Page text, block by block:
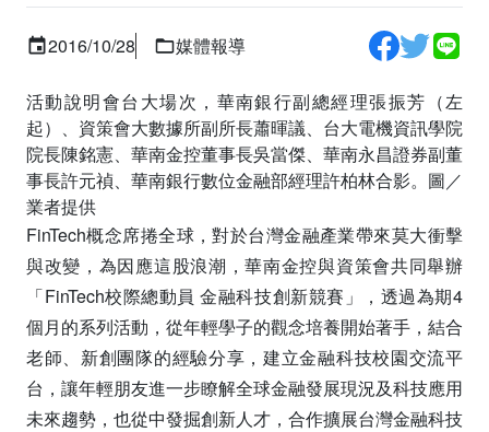
2016/10/28 媒體報導
活動說明會台大場次，華南銀行副總經理張振芳（左
起）、資策會大數據所副所長蕭暉議、台大電機資訊學院
院長陳銘憲、華南金控董事長吳當傑、華南永昌證券副董
事長許元禎、華南銀行數位金融部經理許柏林合影。圖／
業者提供
FinTech概念席捲全球，對於台灣金融產業帶來莫大衝擊
與改變，為因應這股浪潮，華南金控與資策會共同舉辦
「FinTech校際總動員 金融科技創新競賽」，透過為期4
個月的系列活動，從年輕學子的觀念培養開始著手，結合
老師、新創團隊的經驗分享，建立金融科技校園交流平
台，讓年輕朋友進一步瞭解全球金融發展現況及科技應用
未來趨勢，也從中發掘創新人才，合作擴展台灣金融科技